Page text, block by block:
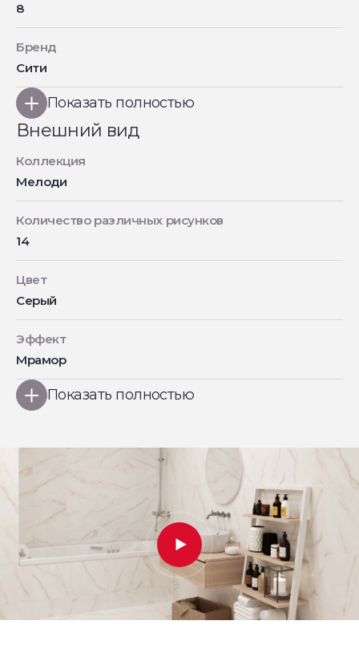
8
Бренд
Сити
Показать полностью
Внешний вид
Коллекция
Мелоди
Количество различных рисунков
14
Цвет
Серый
Эффект
Мрамор
Показать полностью